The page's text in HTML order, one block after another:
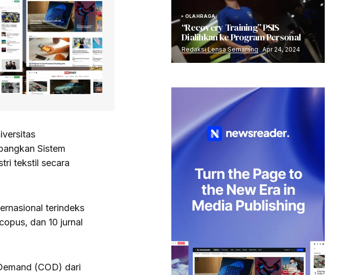
Sistem
tekstil secara
terindeks
dan 10 jurnal
(COD) dari
OLAHRAGA
“Recovery Training” PSIS
Dialihkan ke Program Personal
Redaksi Lensa Semarang Apr 24, 2024